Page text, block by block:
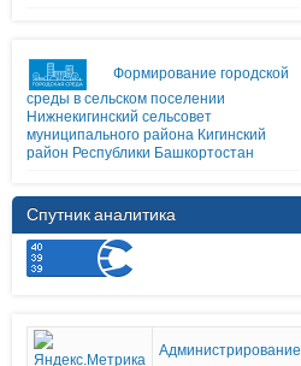
Формирование городской
среды в сельском поселении
Нижнекигинский сельсовет
муниципального района Кигинский
район Республики Башкортостан
Спутник аналитика
Администрирование